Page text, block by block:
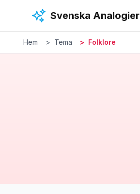
Svenska Analogier
Hem Tema Folklore